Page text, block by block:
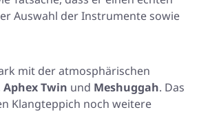
Auswahl der Instrumente sowie
mit der atmosphärischen
Aphex Twin und Meshuggah. Das
Klangteppich noch weitere